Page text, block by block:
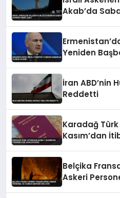
Akab’da
Yeniden
İran ABD’nin
Reddetti
Karadağ
Kasım’dan
Belçika
Askeri